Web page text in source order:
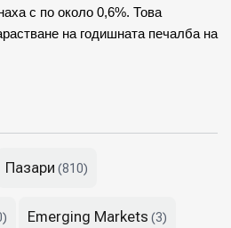
с по около 0,6%. Това
на годишната печалба на
Пазари (810)
Emerging Markets (3)